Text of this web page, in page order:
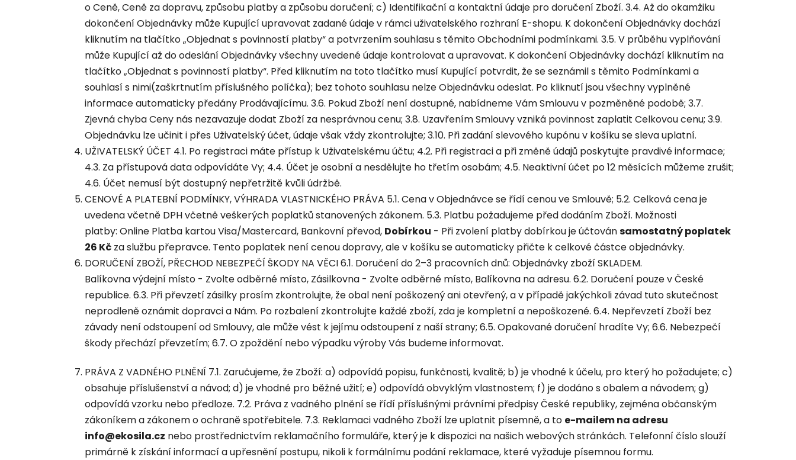
o Ceně, Ceně za dopravu, způsobu platby a způsobu doručení; c) Identifikační a kontaktní údaje pro doručení Zboží. 3.4. Až do okamžiku
dokončení Objednávky může Kupující upravovat zadané údaje v rámci uživatelského rozhraní E-shopu. K dokončení Objednávky dochází
kliknutím na tlačítko „Objednat s povinností platby“ a potvrzením souhlasu s těmito Obchodními podmínkami. 3.5. V průběhu vyplňování
může Kupující až do odeslání Objednávky všechny uvedené údaje kontrolovat a upravovat. K dokončení Objednávky dochází kliknutím na
tlačítko „Objednat s povinností platby“. Před kliknutím na toto tlačítko musí Kupující potvrdit, že se seznámil s těmito Podmínkami a
souhlasí s nimi(zaškrtnutím příslušného políčka); bez tohoto souhlasu nelze Objednávku odeslat. Po kliknutí jsou všechny vyplněné
informace automaticky předány Prodávajícímu. 3.6. Pokud Zboží není dostupné, nabídneme Vám Smlouvu v pozměněné podobě; 3.7.
Zjevná chyba Ceny nás nezavazuje dodat Zboží za nesprávnou cenu; 3.8. Uzavřením Smlouvy vzniká povinnost zaplatit Celkovou cenu; 3.9.
Objednávku lze učinit i přes Uživatelský účet, údaje však vždy zkontrolujte; 3.10. Při zadání slevového kupónu v košíku se sleva uplatní.
UŽIVATELSKÝ ÚČET 4.1. Po registraci máte přístup k Uživatelskému účtu; 4.2. Při registraci a při změně údajů poskytujte pravdivé informace;
4.3. Za přístupová data odpovídáte Vy; 4.4. Účet je osobní a nesdělujte ho třetím osobám; 4.5. Neaktivní účet po 12 měsících můžeme zrušit;
4.6. Účet nemusí být dostupný nepřetržitě kvůli údržbě.
CENOVÉ A PLATEBNÍ PODMÍNKY, VÝHRADA VLASTNICKÉHO PRÁVA 5.1. Cena v Objednávce se řídí cenou ve Smlouvě; 5.2. Celková cena je
uvedena včetně DPH včetně veškerých poplatků stanovených zákonem. 5.3. Platbu požadujeme před dodáním Zboží. Možnosti
platby: Online Platba kartou Visa/Mastercard, Bankovní převod, Dobírkou - Při zvolení platby dobírkou je účtovánsamostatný poplatek
26 Kč za službu přepravce. Tento poplatek není cenou dopravy, ale v košíku se automaticky přičte k celkové částce objednávky.
DORUČENÍ ZBOŽÍ, PŘECHOD NEBEZPEČÍ ŠKODY NA VĚCI 6.1. Doručení do 2–3 pracovních dnů: Objednávky zboží SKLADEM.
Balíkovna výdejní místo - Zvolte odběrné místo, Zásilkovna - Zvolte odběrné místo, Balíkovna na adresu. 6.2. Doručení pouze v České
republice. 6.3. Při převzetí zásilky prosím zkontrolujte, že obal není poškozený ani otevřený, a v případě jakýchkoli závad tuto skutečnost
neprodleně oznámit dopravci a Nám. Po rozbalení zkontrolujte každé zboží, zda je kompletní a nepoškozené. 6.4. Nepřevzetí Zboží bez
závady není odstoupení od Smlouvy, ale může vést k jejímu odstoupení z naší strany; 6.5. Opakované doručení hradíte Vy; 6.6. Nebezpečí
škody přechází převzetím; 6.7. O zpoždění nebo výpadku výroby Vás budeme informovat.
PRÁVA Z VADNÉHO PLNĚNÍ 7.1. Zaručujeme, že Zboží: a) odpovídá popisu, funkčnosti, kvalitě; b) je vhodné k účelu, pro který ho požadujete; c)
obsahuje příslušenství a návod; d) je vhodné pro běžné užití; e) odpovídá obvyklým vlastnostem; f) je dodáno s obalem a návodem; g)
odpovídá vzorku nebo předloze. 7.2. Práva z vadného plnění se řídí příslušnými právními předpisy České republiky, zejména občanským
zákoníkem a zákonem o ochraně spotřebitele. 7.3. Reklamaci vadného Zboží lze uplatnit písemně, a to e-mailem na adresu
info@ekosila.cz nebo prostřednictvím reklamačního formuláře, který je k dispozici na našich webových stránkách. Telefonní číslo slouží
primárně k získání informací a upřesnění postupu, nikoli k formálnímu podání reklamace, které vyžaduje písemnou formu.